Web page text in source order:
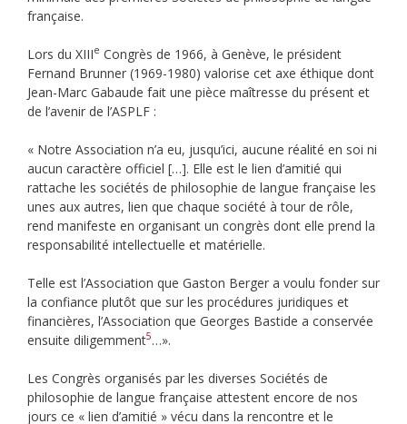
française.
Lors du XIIIe Congrès de 1966, à Genève, le président
Fernand Brunner (1969-1980) valorise cet axe éthique dont
Jean-Marc Gabaude fait une pièce maîtresse du présent et
de l’avenir de l’ASPLF :
« Notre Association n’a eu, jusqu’ici, aucune réalité en soi ni
aucun caractère officiel […]. Elle est le lien d’amitié qui
rattache les sociétés de philosophie de langue française les
unes aux autres, lien que chaque société à tour de rôle,
rend manifeste en organisant un congrès dont elle prend la
responsabilité intellectuelle et matérielle.
Telle est l’Association que Gaston Berger a voulu fonder sur
la confiance plutôt que sur les procédures juridiques et
financières, l’Association que Georges Bastide a conservée
ensuite diligemment5…».
Les Congrès organisés par les diverses Sociétés de
philosophie de langue française attestent encore de nos
jours ce « lien d’amitié » vécu dans la rencontre et le